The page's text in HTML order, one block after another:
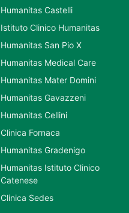
Humanitas Castelli
Istituto Clinico Humanitas
Humanitas San Pio X
Humanitas Medical Care
Humanitas Mater Domini
Humanitas Gavazzeni
Humanitas Cellini
Clinica Fornaca
Humanitas Gradenigo
Humanitas Istituto Clinico
Catenese
Clinica Sedes